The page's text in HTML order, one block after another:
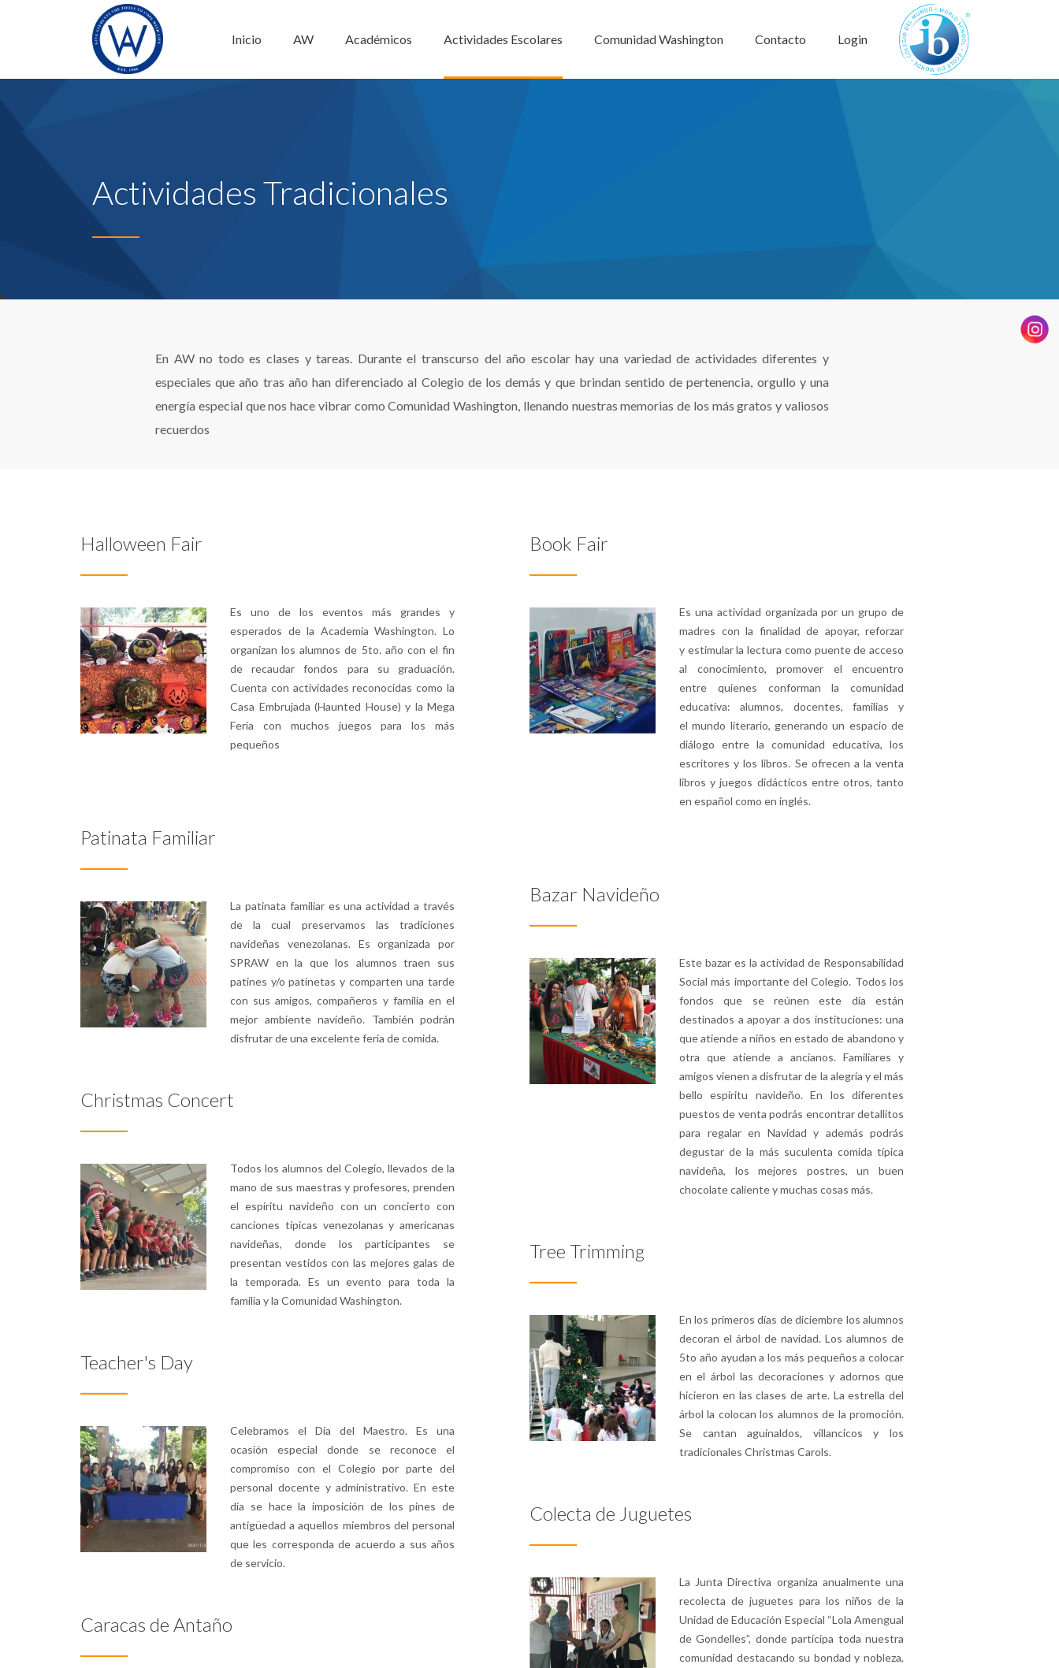
Inicio AW Académicos Actividades Escolares Comunidad Washington Contacto Login logoib
Actividades Tradicionales
En AW no todo es clases y tareas. Durante el transcurso del año escolar hay una variedad de actividades diferentes y
especiales que año tras año han diferenciado al Colegio de los demás y que brindan sentido de pertenencia, orgullo y una
energía especial que nos hace vibrar como Comunidad Washington, llenando nuestras memorias de los más gratos y valiosos
recuerdos
Halloween Fair
Es uno de los eventos más grandes y
esperados de la Academia Washington. Lo
organizan los alumnos de 5to. año con el fin
de recaudar fondos para su graduación.
Cuenta con actividades reconocidas como la
Casa Embrujada (Haunted House) y la Mega
Feria con muchos juegos para los más
pequeños
Patinata Familiar
La patinata familiar es una actividad a través
de la cual preservamos las tradiciones
navideñas venezolanas. Es organizada por
SPRAW en la que los alumnos traen sus
patines y/o patinetas y comparten una tarde
con sus amigos, compañeros y familia en el
mejor ambiente navideño. También podrán
disfrutar de una excelente feria de comida.
Christmas Concert
Todos los alumnos del Colegio, llevados de la
mano de sus maestras y profesores, prenden
el espíritu navideño con un concierto con
canciones típicas venezolanas y americanas
navideñas, donde los participantes se
presentan vestidos con las mejores galas de
la temporada. Es un evento para toda la
familia y la Comunidad Washington.
Teacher's Day
Celebramos el Día del Maestro. Es una
ocasión especial donde se reconoce el
compromiso con el Colegio por parte del
personal docente y administrativo. En este
día se hace la imposición de los pines de
antigüedad a aquellos miembros del personal
que les corresponda de acuerdo a sus años
de servicio.
Caracas de Antaño
Book Fair
Es una actividad organizada por un grupo de
madres con la finalidad de apoyar, reforzar
y estimular la lectura como puente de acceso
al conocimiento, promover el encuentro
entre quienes conforman la comunidad
educativa: alumnos, docentes, familias y
el mundo literario, generando un espacio de
diálogo entre la comunidad educativa, los
escritores y los libros. Se ofrecen a la venta
libros y juegos didácticos entre otros, tanto
en español como en inglés.
Bazar Navideño
Este bazar es la actividad de Responsabilidad
Social más importante del Colegio. Todos los
fondos que se reúnen este día están
destinados a apoyar a dos instituciones: una
que atiende a niños en estado de abandono y
otra que atiende a ancianos. Familiares y
amigos vienen a disfrutar de la alegría y el más
bello espíritu navideño. En los diferentes
puestos de venta podrás encontrar detallitos
para regalar en Navidad y además podrás
degustar de la más suculenta comida típica
navideña, los mejores postres, un buen
chocolate caliente y muchas cosas más.
Tree Trimming
En los primeros días de diciembre los alumnos
decoran el árbol de navidad. Los alumnos de
5to año ayudan a los más pequeños a colocar
en el árbol las decoraciones y adornos que
hicieron en las clases de arte. La estrella del
árbol la colocan los alumnos de la promoción.
Se cantan aguinaldos, villancicos y los
tradicionales Christmas Carols.
Colecta de Juguetes
La Junta Directiva organiza anualmente una
recolecta de juguetes para los niños de la
Unidad de Educación Especial “Lola Amengual
de Gondelles”, donde participa toda nuestra
comunidad destacando su bondad y nobleza,